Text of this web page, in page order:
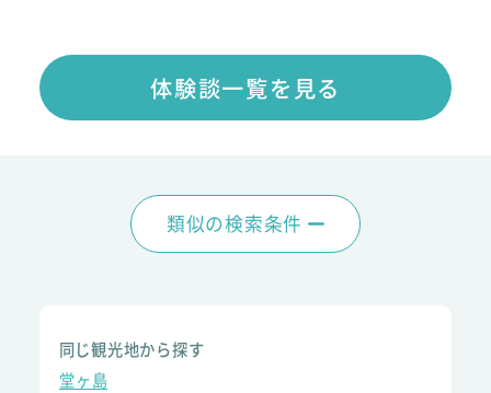
体験談一覧を見る
類似の検索条件
同じ観光地から探す
堂ヶ島